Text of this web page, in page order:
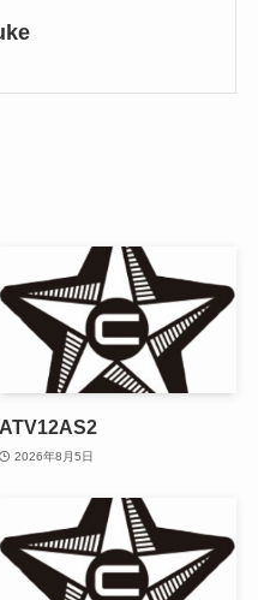
ATV12AS2
2026年8月5日